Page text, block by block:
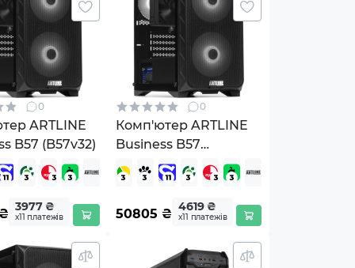
0
ARTLINE
B57 (B57v32)
3977 ₴
х11 платежів
0
Комп'ютер ARTLINE
Business B57
Windows 11 Pro
(B57v32Win)
50805 ₴ 4619 ₴
х11 платежів